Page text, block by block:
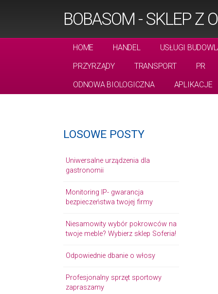
BOBASOM - SKLEP Z
HOME HANDEL
USŁUGI
PRZYRZĄDY
TRANSPORT
PR
ODNOWA BIOLOGICZNA
APLIKACJE
LOSOWE POSTY
Uniwersalne urządzenia dla
gastronomii
Monitoring IP- gwarancja
bezpieczeństwa twojej firmy
Niesamowity wybór pokrowców na
twoje meble? Wybierz sklep Soferia!
Odpowiednie dbanie o włosy
Profesjonalny sprzęt sportowy
zapraszamy